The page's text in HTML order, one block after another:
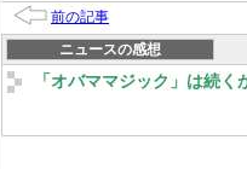
前の記事
ニュースの感想
「オバママジック」は続く